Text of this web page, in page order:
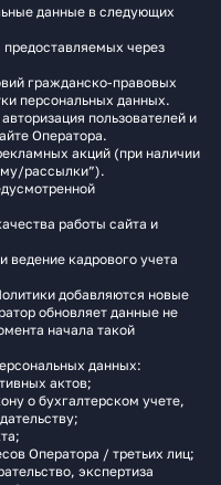
данные в следующих
предоставляемых через
гражданско-правовых
персональных данных.
пользователей и
Оператора.
акций (при наличии
рассылки”).
работы сайта и
ведение кадрового учета
добавляются новые
обновляет данные не
начала такой
данных:
актов;
о бухгалтерском учете,
Оператора / третьих лиц;
экспертиза